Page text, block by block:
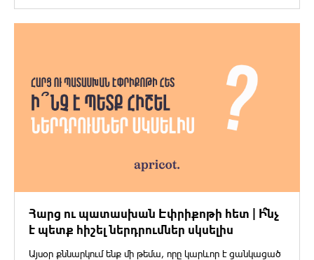
Հարց ու պատասխան Էփրիքոթի հետ | Ի՞նչ
է պետք հիշել ներդրումներ սկսելիս
Այսօր քննարկում ենք մի թեմա, որը կարևոր է ցանկացած